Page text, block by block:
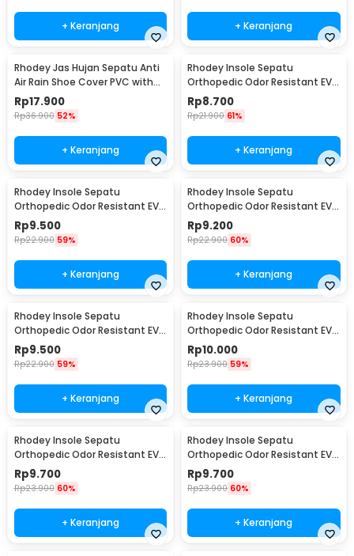
+ Keranjang + Keranjang
Rhodey Jas Hujan Sepatu Anti
Air Rain Shoe Cover PVC with
Zipper XL - F-300
Rp17.900
Rp36.900 52%
+ Keranjang
Rhodey Insole Sepatu
Orthopedic Odor Resistant EVA
Foam 35 - Y3Y27
Rp8.700
Rp21.900 61%
+ Keranjang
Rhodey Insole Sepatu
Orthopedic Odor Resistant EVA
Foam 37 - Y3Y27
Rp9.500
Rp22.900 59%
+ Keranjang
Rhodey Insole Sepatu
Orthopedic Odor Resistant EVA
Foam 38 - Y3Y27
Rp9.200
Rp22.900 60%
+ Keranjang
Rhodey Insole Sepatu
Orthopedic Odor Resistant EVA
Foam 39 - Y3Y27
Rp9.500
Rp22.900 59%
+ Keranjang
Rhodey Insole Sepatu
Orthopedic Odor Resistant EVA
Foam 40 - Y3Y27
Rp10.000
Rp23.900 59%
+ Keranjang
Rhodey Insole Sepatu
Orthopedic Odor Resistant EVA
Foam 41 - Y3Y27
Rp9.700
Rp23.900 60%
+ Keranjang
Rhodey Insole Sepatu
Orthopedic Odor Resistant EVA
Foam 42 - Y3Y27
Rp9.700
Rp23.900 60%
+ Keranjang